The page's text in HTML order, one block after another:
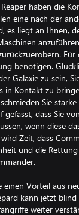
haben die
eine nach der
es liegt an Ihnen,
Für
benötigen.
Galaxie zu sein,
in Kontakt zu
Sie
gefasst, dass Sie
wenn diese
Zeit, dass
und die
einen Vorteil aus
kann jetzt
weiter